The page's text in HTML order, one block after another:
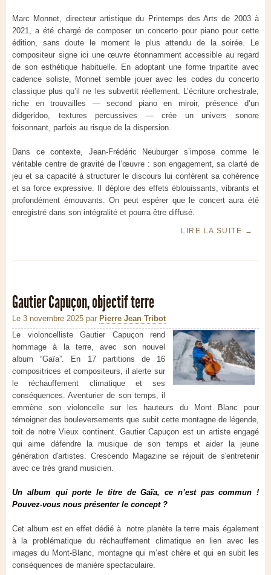
Marc Monnet, directeur artistique du Printemps des Arts de 2003 à
2021, a été chargé de composer un concerto pour piano pour cette
édition, sans doute le moment le plus attendu de la soirée. Le
compositeur signe ici une œuvre étonnamment accessible au regard
de son esthétique habituelle. En adoptant une forme tripartite avec
cadence soliste, Monnet semble jouer avec les codes du concerto
classique plus qu’il ne les subvertit réellement. L’écriture orchestrale,
riche en trouvailles — second piano en miroir, présence d’un
didgeridoo, textures percussives — crée un univers sonore
foisonnant, parfois au risque de la dispersion.
Dans ce contexte, Jean-Frédéric Neuburger s’impose comme le
véritable centre de gravité de l’œuvre : son engagement, sa clarté de
jeu et sa capacité à structurer le discours lui confèrent sa cohérence
et sa force expressive. Il déploie des effets éblouissants, vibrants et
profondément émouvants. On peut espérer que le concert aura été
enregistré dans son intégralité et pourra être diffusé.
LIRE LA SUITE →
Gautier Capuçon, objectif terre
Le 3 novembre 2025 par Pierre Jean Tribot
Le violoncelliste Gautier Capuçon rend
hommage à la terre, avec son nouvel
album “Gaïa”. En 17 partitions de 16
compositrices et compositeurs, il alerte sur
le réchauffement climatique et ses
conséquences. Aventurier de son temps, il
emmène son violoncelle sur les hauteurs du Mont Blanc pour
témoigner des bouleversements que subit cette montagne de légende,
toit de notre Vieux continent. Gautier Capuçon est un artiste engagé
qui aime défendre la musique de son temps et aider la jeune
génération d'artistes. Crescendo Magazine se réjouit de s'entretenir
avec ce très grand musicien.
Un album qui porte le titre de Gaïa, ce n’est pas commun !
Pouvez-vous nous présenter le concept ?
Cet album est en effet dédié à notre planète la terre mais également
à la problématique du réchauffement climatique en lien avec les
images du Mont-Blanc, montagne qui m’est chère et qui en subit les
conséquences de manière spectaculaire.